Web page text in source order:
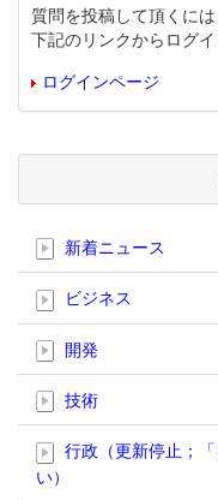
質問を投稿して頂くに
下記のリンクからログイ
ログインページ
新着ニュース
ビジネス
開発
技術
行政（更新停止；
い）